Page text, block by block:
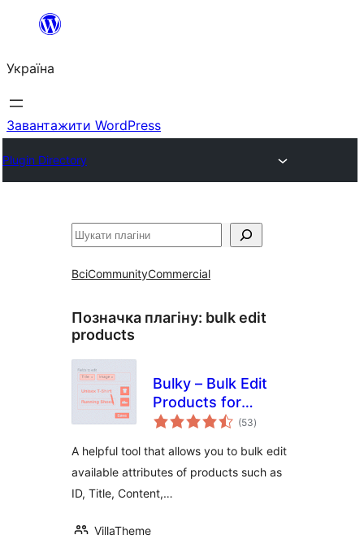
Перейти
вмісту
Україна
Завантажити WordPress
Plugin Directory
Пошук
ВсіCommunityCommercial
Позначка плагіну: bulk edit
products
Bulky – Bulk Edit
Products for
WooCommerce
(53загальний
рейтинг
)
A helpful tool that allows you to bulk edit
available attributes of products such as
ID, Title, Content,…
VillaTheme